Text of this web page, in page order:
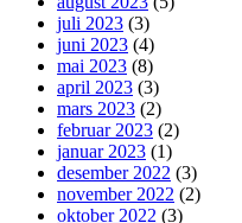
juli 2023 (3)
juni 2023 (4)
mai 2023 (8)
april 2023 (3)
mars 2023 (2)
februar 2023 (2)
januar 2023 (1)
desember 2022 (3)
november 2022 (2)
oktober 2022 (3)